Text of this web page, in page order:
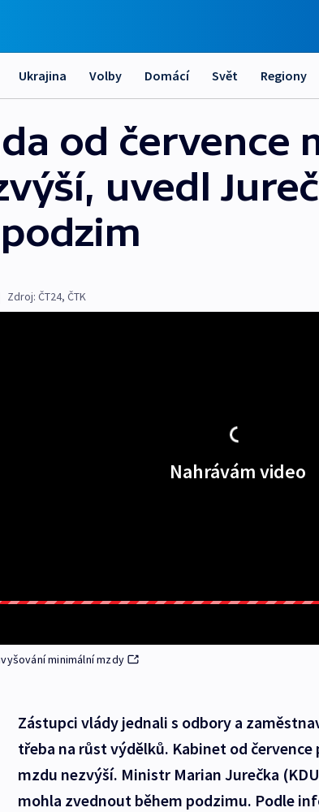
Ukrajina Volby Domácí Svět Regiony
od července
uvedl
Zdroj: ČT24, ČTK
Nahrávám video
minimální mzdy
Zástupci vlády jednali s odbory a
třeba na růst výdělků. Kabinet od
mzdu nezvýší. Ministr Marian Jurečka
mohla zvednout během podzimu. Podle